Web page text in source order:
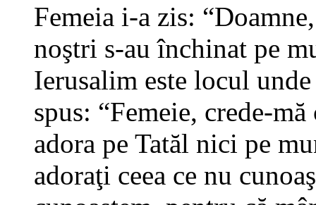
Femeia i-a zis:
noştri s-au închinat pe
Ierusalim este locul
spus: “Femeie, crede-
adora pe Tatăl nici pe
adoraţi ceea ce nu